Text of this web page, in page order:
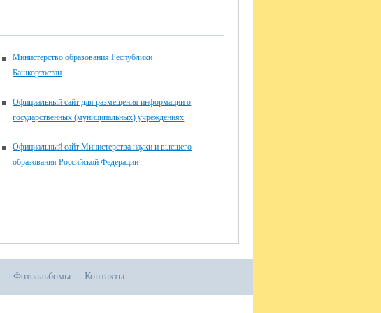
Русский язык
Экзамен по предметам на выбор
выпускника (кроме русского языка и
19 июня
Экзамен по предметам на выбор
математики)
программе, в 2026 году пройдет в единые
дни согласно графику:
21 мая 2026 года – по учебным предметам
Министерство образования Республики
Башкортостан
Официальный сайт для размещения информации о
государственных (муниципальных) учреждениях
Официальный сайт Министерства науки и высшего
образования Российской Федерации
Фотоальбомы Контакты